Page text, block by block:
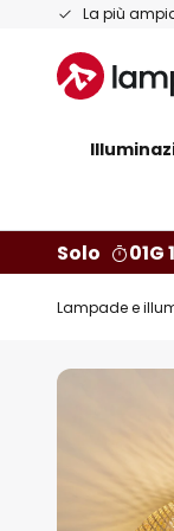
La più
Salta
contenuto
Solo 01G
Lampade e
Vai
galleria